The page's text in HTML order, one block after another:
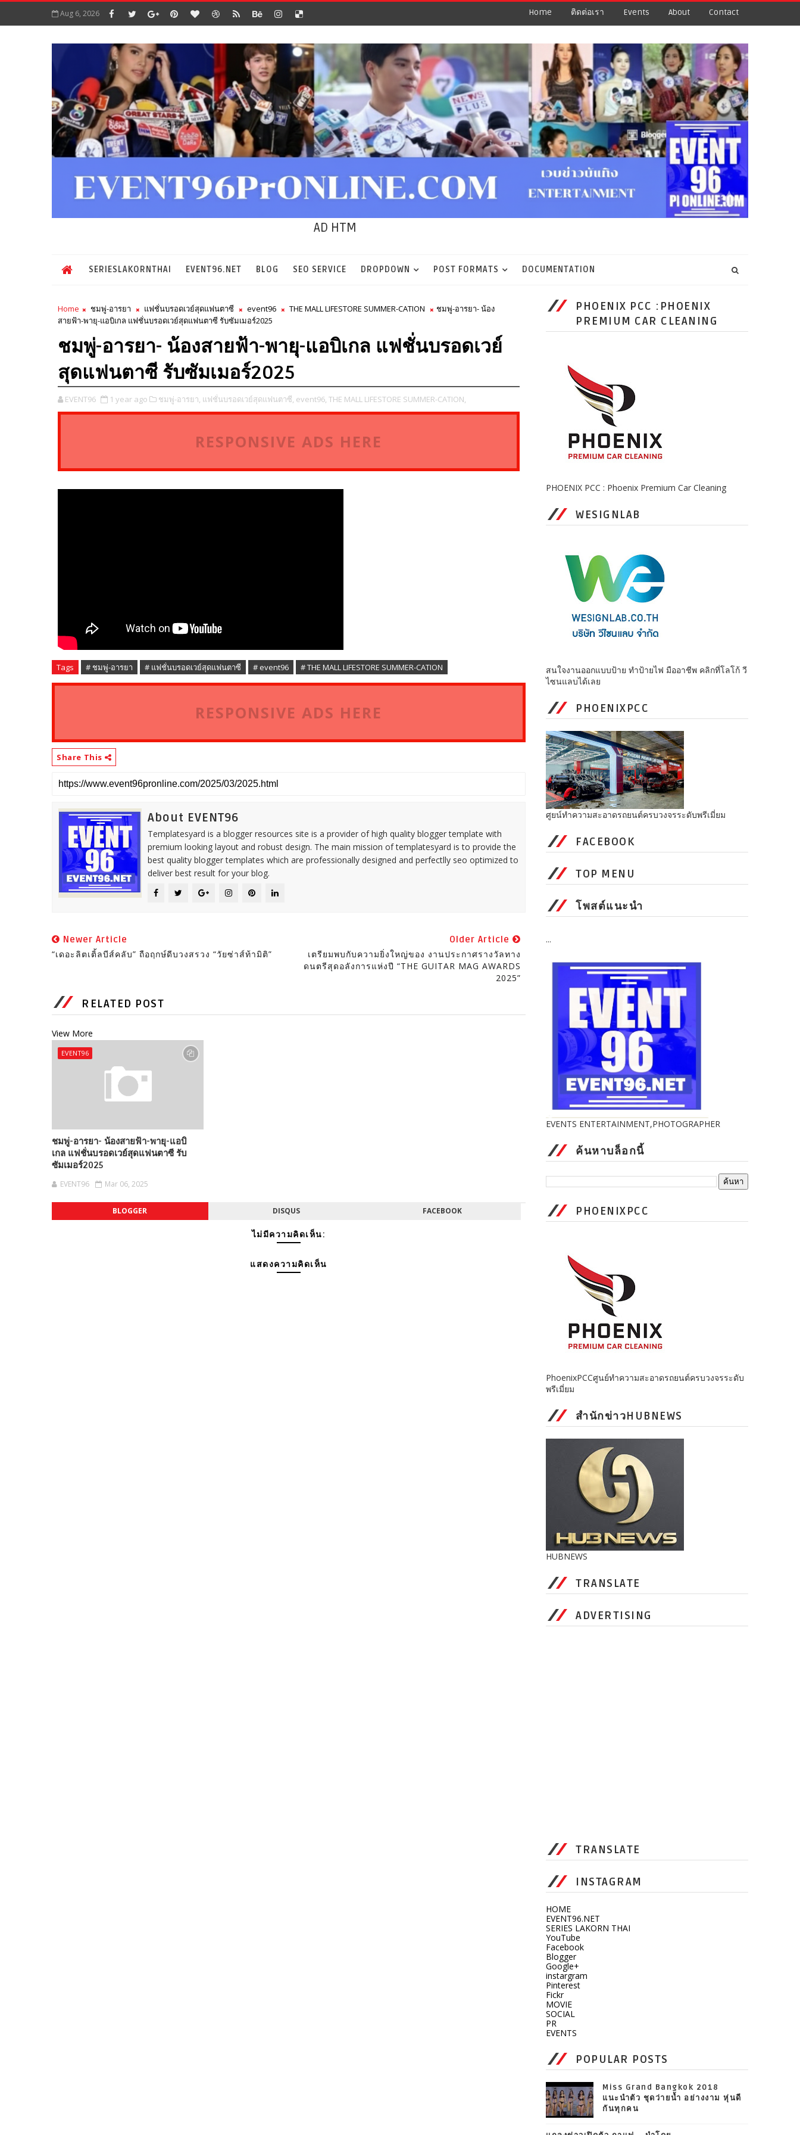
Aug 6, 2026 Home ติดต่อเรา Events About Contact
AD HTM
SERIESLAKORNTHAI EVENT96.NET BLOG SEO SERVICE DROPDOWN POST FORMATS DOCUMENTATION
Home ชมพู่-อารยา แฟชั่นบรอดเวย์สุดแฟนตาซี event96 THE MALL LIFESTORE SUMMER-CATION
ชมพู่-อารยา- น้อง
สายฟ้า-พายุ-แอบิเกล แฟชั่นบรอดเวย์สุดแฟนตาซี รับซัมเมอร์2025
ชมพู่-อารยา- น้องสายฟ้า-พายุ-แอบิเกล แฟชั่นบรอดเวย์
สุดแฟนตาซี รับซัมเมอร์2025
EVENT96 1 year ago ชมพู่-อารยา, แฟชั่นบรอดเวย์สุดแฟนตาซี, event96, THE MALL LIFESTORE SUMMER-CATION,
RESPONSIVE ADS HERE
Tags # ชมพู่-อารยา # แฟชั่นบรอดเวย์สุดแฟนตาซี # event96 # THE MALL LIFESTORE SUMMER-CATION
RESPONSIVE ADS HERE
Share This
About EVENT96
Templatesyard is a blogger resources site is a provider of high quality blogger template with
premium looking layout and robust design. The main mission of templatesyard is to provide the
best quality blogger templates which are professionally designed and perfectlly seo optimized to
deliver best result for your blog.
Newer Article
“เดอะลิตเติ้ลบีส์คลับ” ถือฤกษ์ดีบวงสรวง “วัยซ่าส์ท้ามิติ”
Older Article
เตรียมพบกับความยิ่งใหญ่ของ งานประกาศรางวัลทาง
ดนตรีสุดอลังการแห่งปี “THE GUITAR MAG AWARDS
2025”
RELATED POST
View More
EVENT96
ชมพู่-อารยา- น้องสายฟ้า-พายุ-แอบิ
เกล แฟชั่นบรอดเวย์สุดแฟนตาซี รับ
ซัมเมอร์2025
EVENT96 Mar 06, 2025
BLOGGER DISQUS FACEBOOK
ไม่มีความคิดเห็น:
แสดงความคิดเห็น
PHOENIX PCC :PHOENIX
PREMIUM CAR CLEANING
PHOENIX PCC : Phoenix Premium Car Cleaning
WESIGNLAB
สนใจงานออกแบบป้าย ทำป้ายไฟ มืออาชีพ คลิกที่โลโก้ วี
ไซนแลบได้เลย
PHOENIXPCC
ศูยน์ทำความสะอาดรถยนต์ครบวงจรระดับพรีเมี่ยม
FACEBOOK
TOP MENU
โพสต์แนะนำ
...
EVENTS ENTERTAINMENT,PHOTOGRAPHER
ค้นหาบล็อกนี้
PHOENIXPCC
PhoenixPCCศูนย์ทำความสะอาดรถยนต์ครบวงจรระดับ
พรีเมี่ยม
สำนักข่าวHUBNEWS
HUBNEWS
TRANSLATE
ADVERTISING
TRANSLATE
INSTAGRAM
HOME
EVENT96.NET
SERIES LAKORN THAI
YouTube
Facebook
Blogger
Google+
instargram
Pinterest
Fickr
MOVIE
SOCIAL
PR
EVENTS
POPULAR POSTS
Miss Grand Bangkok 2018
แนะนำตัว ชุดว่ายน้ำ อย่างงาม หุ่นดี
กันทุกคน